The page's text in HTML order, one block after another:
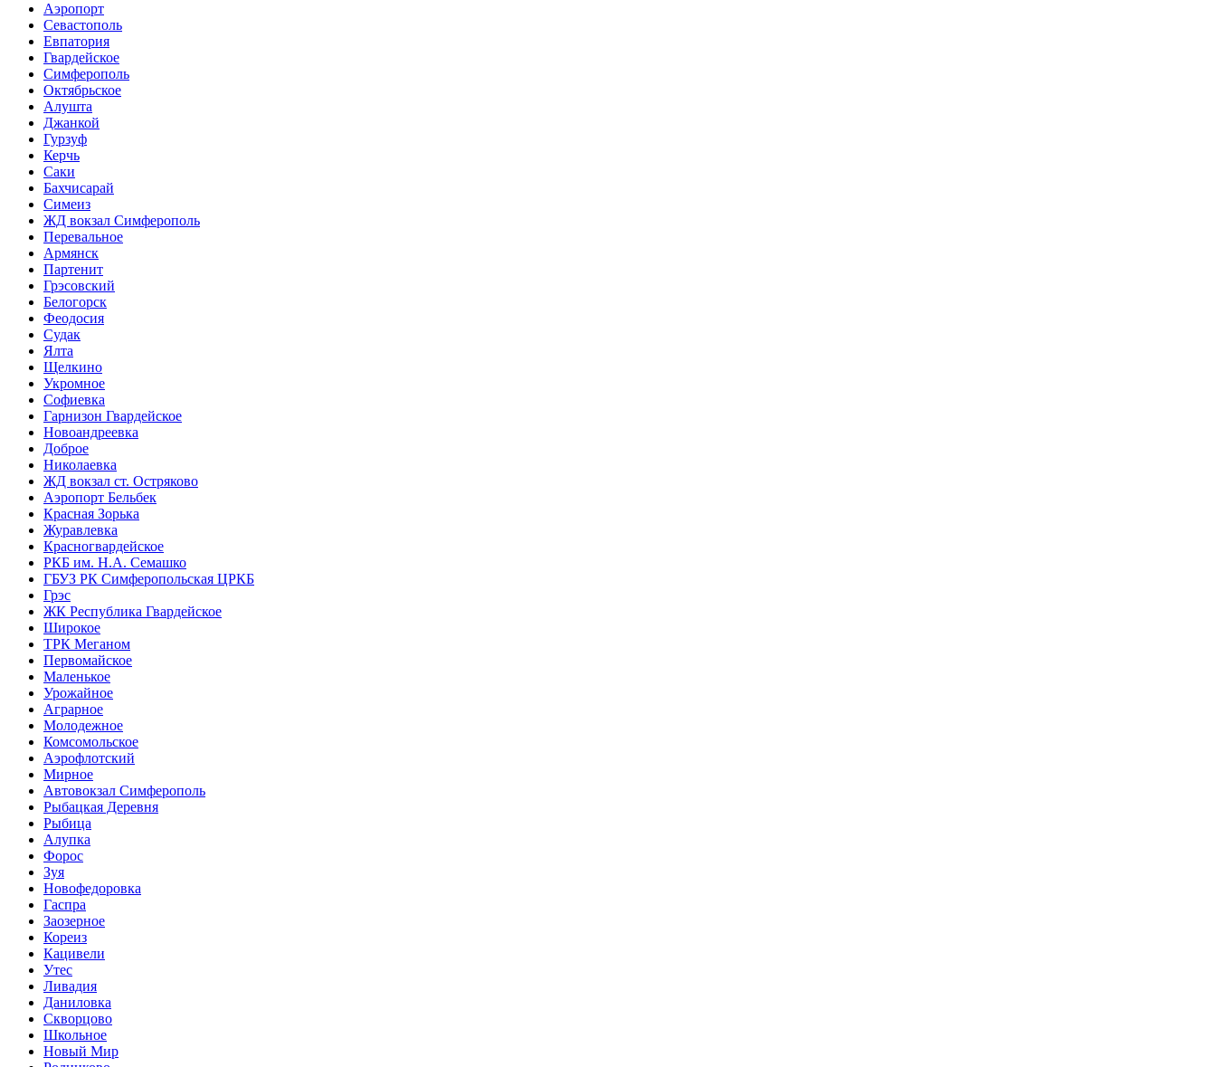
Аэропорт
Севастополь
Евпатория
Гвардейское
Симферополь
Октябрьское
Алушта
Джанкой
Гурзуф
Керчь
Саки
Бахчисарай
Симеиз
ЖД вокзал Симферополь
Перевальное
Армянск
Партенит
Грэсовский
Белогорск
Феодосия
Судак
Ялта
Щелкино
Укромное
Софиевка
Гарнизон Гвардейское
Новоандреевка
Доброе
Николаевка
ЖД вокзал ст. Остряково
Аэропорт Бельбек
Красная Зорька
Журавлевка
Красногвардейское
РКБ им. Н.А. Семашко
ГБУЗ РК Симферопольская ЦРКБ
Грэс
ЖК Республика Гвардейское
Широкое
ТРК Меганом
Первомайское
Маленькое
Урожайное
Аграрное
Молодежное
Комсомольское
Аэрофлотский
Мирное
Автовокзал Симферополь
Рыбацкая Деревня
Рыбица
Алупка
Форос
Зуя
Новофедоровка
Гаспра
Заозерное
Кореиз
Кацивели
Утес
Ливадия
Даниловка
Скворцово
Школьное
Новый Мир